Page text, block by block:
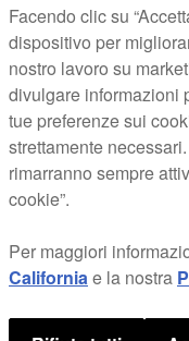
dispositivo al
Facendo clic su
dispositivo per
nostro lavoro su
divulgare informazioni
tue preferenze sui
strettamente
rimarranno sempre
cookie”.
Per maggiori
Californiae la nostra